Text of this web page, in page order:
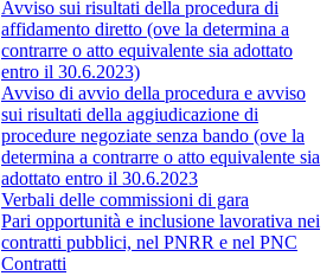
Avviso sui risultati della procedura di
affidamento diretto (ove la determina a
contrarre o atto equivalente sia adottato
entro il 30.6.2023)
Avviso di avvio della procedura e avviso
sui risultati della aggiudicazione di
procedure negoziate senza bando (ove la
determina a contrarre o atto equivalente sia
adottato entro il 30.6.2023
Verbali delle commissioni di gara
Pari opportunità e inclusione lavorativa nei
contratti pubblici, nel PNRR e nel PNC
Contratti